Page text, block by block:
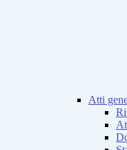
Atti